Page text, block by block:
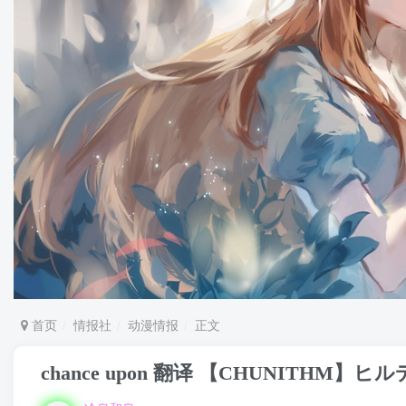
首页 情报社 动漫情报 正文
chance upon 翻译 【CHUNITHM】ヒル